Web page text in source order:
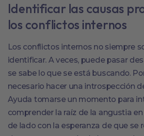
Identificar las causas
los conflictos internos
Los conflictos internos no siempre
identificar. A veces, puede pasar
se sabe lo que se está buscando.
necesario hacer una introspección
Ayuda tomarse un momento para
comprender la raíz de la angustia
de lado con la esperanza de que se